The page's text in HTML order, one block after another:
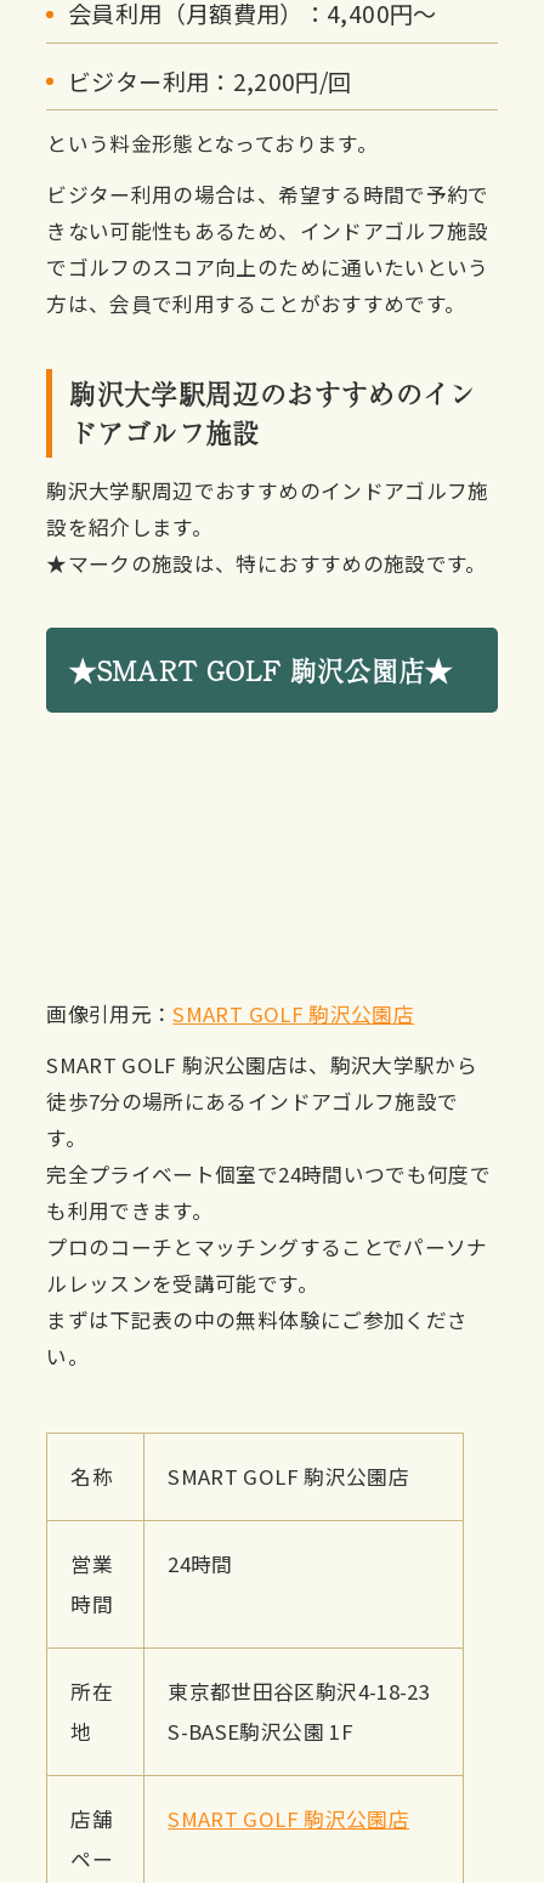
会員利用（月額費用）：4,400円〜
ビジター利用：2,200円/回
という料金形態となっております。
ビジター利用の場合は、希望する時間で予約で
きない可能性もあるため、インドアゴルフ施設
でゴルフのスコア向上のために通いたいという
方は、会員で利用することがおすすめです。
駒沢大学駅周辺のおすすめのイン
ドアゴルフ施設
駒沢大学駅周辺でおすすめのインドアゴルフ施
設を紹介します。
★マークの施設は、特におすすめの施設です。
★SMART GOLF 駒沢公園店★
画像引用元：SMART GOLF 駒沢公園店
SMART GOLF 駒沢公園店は、駒沢大学駅から
徒歩7分の場所にあるインドアゴルフ施設で
す。
完全プライベート個室で24時間いつでも何度で
も利用できます。
プロのコーチとマッチングすることでパーソナ
ルレッスンを受講可能です。
まずは下記表の中の無料体験にご参加くださ
い。
名称 SMART GOLF 駒沢公園店
営業
時間
24時間
所在
地
東京都世田谷区駒沢4-18-23
S-BASE駒沢公園 1F
店舗
ペー
SMART GOLF 駒沢公園店